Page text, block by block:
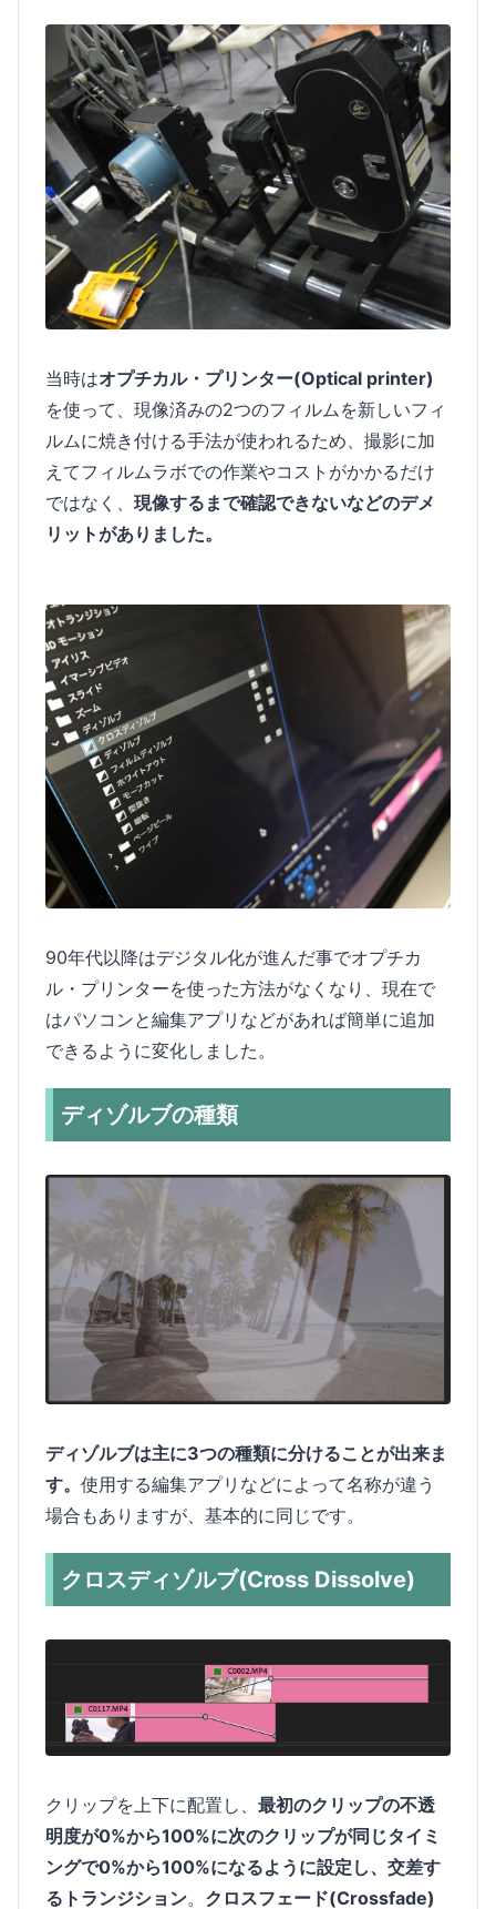
当時はオプチカル・プリンター(Optical printer)
を使って、現像済みの2つのフィルムを新しいフィ
ルムに焼き付ける手法が使われるため、撮影に加
えてフィルムラボでの作業やコストがかかるだけ
ではなく、 現像するまで確認できないなどのデメ
リットがありました。
90年代以降はデジタル化が進んだ事でオプチカ
ル・プリンターを使った方法がなくなり、現在で
はパソコンと編集アプリなどがあれば簡単に追加
できるように変化しました。
ディゾルブの種類
ディゾルブは主に3つの種類に分けることが出来ま
す。 使用する編集アプリなどによって名称が違う
場合もありますが、基本的に同じです。
クロスディゾルブ(Cross Dissolve)
クリップを上下に配置し、 最初のクリップの不透
明度が0%から100%に次のクリップが同じタイミ
ングで0%から100%になるように設定し、交差す
るトランジション。 クロスフェード(Crossfade)